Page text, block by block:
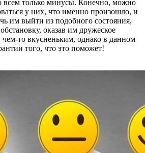
всем только минусы. Конечно, можно
у них, что именно произошло, и
им выйти из подобного состояния,
оказав им дружеское
то вкусненьким, однако в данном
того, что это поможет!